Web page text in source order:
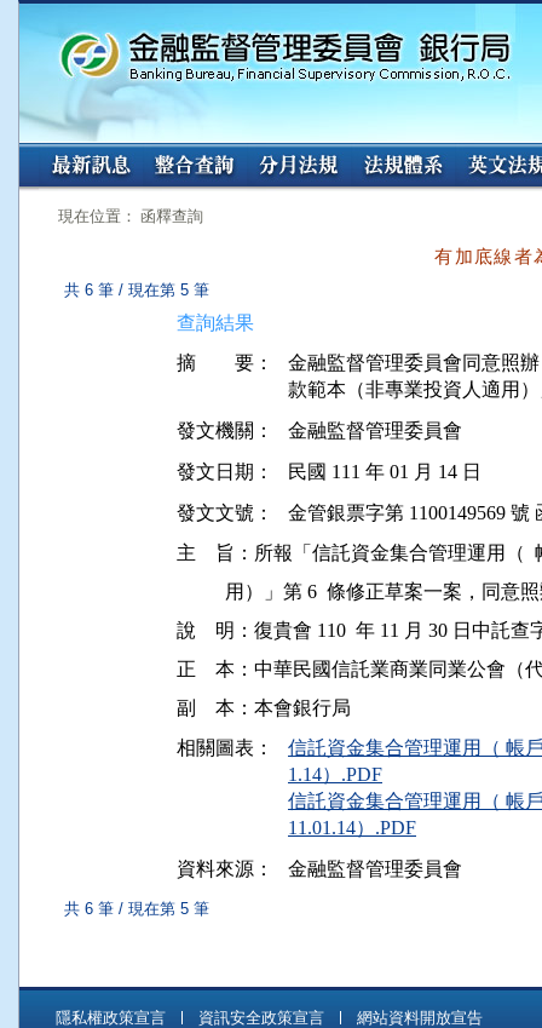
:::
現在位置： 函釋查詢
有加底線者
共 6 筆 / 現在第 5 筆
查詢結果
摘 要：
金融監督管理委員會同意照
發文機關：
金融監督管理委員會
發文日期：
民國 111 年 01 月 14 日
發文文號：
金管銀票字第 1100149569 號
主    旨：所報「信託資金集合管理運用（
用）」第 6  條修正草案一案，同意
說    明：復貴會 110  年 11 月 30 日中託查
正    本：中華民國信託業商業同業公會（
相關圖表：
信託資金集合管理運用（ 帳
1.14）.PDF
信託資金集合管理運用（ 帳
11.01.14）.PDF
資料來源：
金融監督管理委員會
共 6 筆 / 現在第 5 筆
隱私權政策宣言 資訊安全政策宣言 網站資料開放宣告